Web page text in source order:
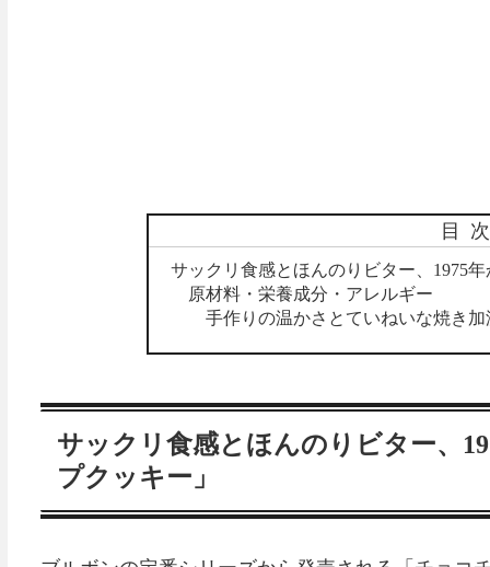
目
サックリ食感とほんのりビター、1975
原材料・栄養成分・アレルギー
手作りの温かさとていねいな焼き
サックリ食感とほんのりビター、
プクッキー」